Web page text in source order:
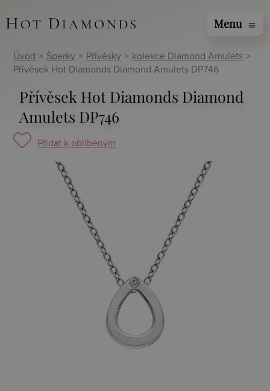
Menu menu
Úvod > Šperky > Přívěsky > kolekce Diamond Amulets >
Přívěsek Hot Diamonds Diamond Amulets DP746
Přívěsek Hot Diamonds Diamond
Amulets DP746
Přidat k oblíbeným